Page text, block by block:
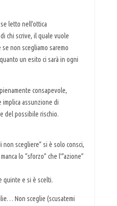
letto nell’ottica
chi scrive, il quale vuole
se non scegliamo saremo
un esito ci sarà in ogni
consapevole,
assunzione di
del possibile rischio.
non scegliere” si è solo consci,
lo “sforzo” che l'”azione”
quinte e si è scelti.
Non sceglie (scusatemi